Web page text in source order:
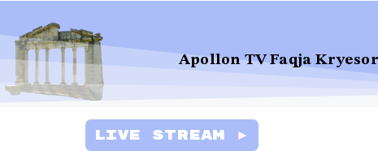
Apollon TV Faqja
Live Stream ►